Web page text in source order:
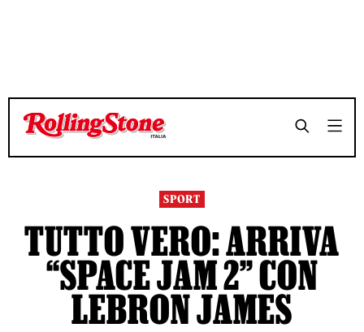
TEMPO DI LETTURA 3 MINUTI
TEMPO DI LETTURA 3 MINUTI
SPORT
TUTTO VERO: ARRIVA
“SPACE JAM 2” CON
LEBRON JAMES